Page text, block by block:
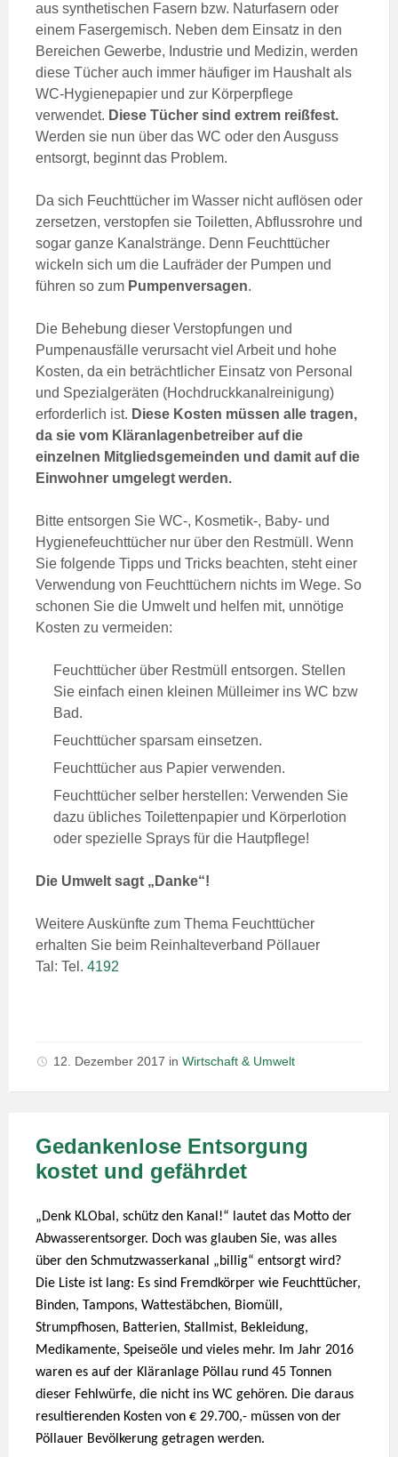
aus synthetischen Fasern bzw. Naturfasern oder
einem Fasergemisch. Neben dem Einsatz in den
Bereichen Gewerbe, Industrie und Medizin, werden
diese Tücher auch immer häufiger im Haushalt als
WC-Hygienepapier und zur Körperpflege
verwendet. Diese Tücher sind extrem reißfest.
Werden sie nun über das WC oder den Ausguss
entsorgt, beginnt das Problem.
Da sich Feuchttücher im Wasser nicht auflösen oder
zersetzen, verstopfen sie Toiletten, Abflussrohre und
sogar ganze Kanalstränge. Denn Feuchttücher
wickeln sich um die Laufräder der Pumpen und
führen so zum Pumpenversagen.
Die Behebung dieser Verstopfungen und
Pumpenausfälle verursacht viel Arbeit und hohe
Kosten, da ein beträchtlicher Einsatz von Personal
und Spezialgeräten (Hochdruckkanalreinigung)
erforderlich ist. Diese Kosten müssen alle tragen,
da sie vom Kläranlagenbetreiber auf die
einzelnen Mitgliedsgemeinden und damit auf die
Einwohner umgelegt werden.
Bitte entsorgen Sie WC-, Kosmetik-, Baby- und
Hygienefeuchttücher nur über den Restmüll. Wenn
Sie folgende Tipps und Tricks beachten, steht einer
Verwendung von Feuchttüchern nichts im Wege. So
schonen Sie die Umwelt und helfen mit, unnötige
Kosten zu vermeiden:
Feuchttücher über Restmüll entsorgen. Stellen
Sie einfach einen kleinen Mülleimer ins WC bzw
Bad.
Feuchttücher sparsam einsetzen.
Feuchttücher aus Papier verwenden.
Feuchttücher selber herstellen: Verwenden Sie
dazu übliches Toilettenpapier und Körperlotion
oder spezielle Sprays für die Hautpflege!
Die Umwelt sagt „Danke“!
Weitere Auskünfte zum Thema Feuchttücher
erhalten Sie beim Reinhalteverband Pöllauer
Tal: Tel. 4192
12. Dezember 2017 in Wirtschaft & Umwelt
Gedankenlose Entsorgung
kostet und gefährdet
„Denk KLObal, schütz den Kanal!“ lautet das Motto der
Abwasserentsorger. Doch was glauben Sie, was alles
über den Schmutzwasserkanal „billig“ entsorgt wird?
Die Liste ist lang: Es sind Fremdkörper wie Feuchttücher,
Binden, Tampons, Wattestäbchen, Biomüll,
Strumpfhosen, Batterien, Stallmist, Bekleidung,
Medikamente, Speiseöle und vieles mehr. Im Jahr 2016
waren es auf der Kläranlage Pöllau rund 45 Tonnen
dieser Fehlwürfe, die nicht ins WC gehören. Die daraus
resultierenden Kosten von € 29.700,- müssen von der
Pöllauer Bevölkerung getragen werden.